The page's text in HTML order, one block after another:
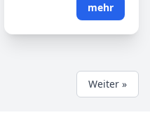
mehr
Weiter »